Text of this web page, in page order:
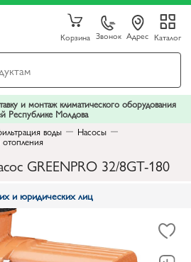
Корзина Звонок Адрес Каталог
и монтаж климатического оборудования
Республике Молдова
воды Насосы
GREENPRO 32/8GT-180
и юридических лиц